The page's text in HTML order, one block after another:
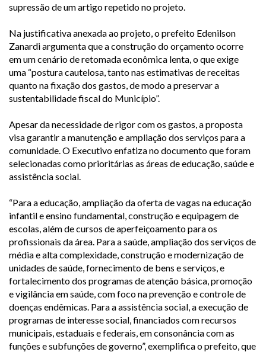
supressão de um artigo repetido no projeto.
Na justificativa anexada ao projeto, o prefeito Edenilson
Zanardi argumenta que a construção do orçamento ocorre
em um cenário de retomada econômica lenta, o que exige
uma “postura cautelosa, tanto nas estimativas de receitas
quanto na fixação dos gastos, de modo a preservar a
sustentabilidade fiscal do Município”.
Apesar da necessidade de rigor com os gastos, a proposta
visa garantir a manutenção e ampliação dos serviços para a
comunidade. O Executivo enfatiza no documento que foram
selecionadas como prioritárias as áreas de educação, saúde e
assistência social.
“Para a educação, ampliação da oferta de vagas na educação
infantil e ensino fundamental, construção e equipagem de
escolas, além de cursos de aperfeiçoamento para os
profissionais da área. Para a saúde, ampliação dos serviços de
média e alta complexidade, construção e modernização de
unidades de saúde, fornecimento de bens e serviços, e
fortalecimento dos programas de atenção básica, promoção
e vigilância em saúde, com foco na prevenção e controle de
doenças endêmicas. Para a assistência social, a execução de
programas de interesse social, financiados com recursos
municipais, estaduais e federais, em consonância com as
funções e subfunções de governo”, exemplifica o prefeito, que